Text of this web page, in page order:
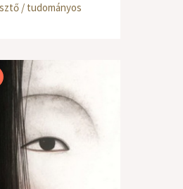
/ tudományos